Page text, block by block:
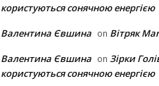
користуються сонячною енергією
Валентина Євшина on Вітряк
Валентина Євшина on Зірки
користуються сонячною енергією